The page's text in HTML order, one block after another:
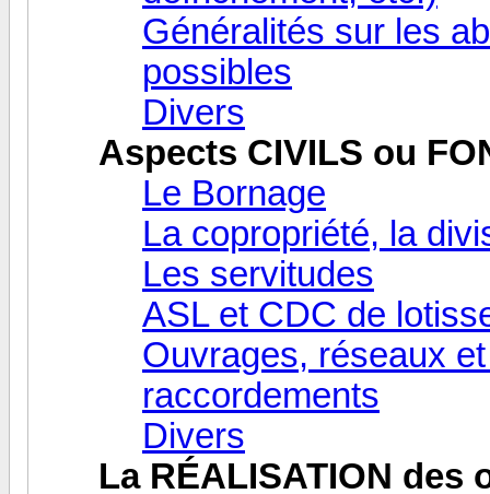
Généralités sur les
possibles
Divers
Aspects CIVILS ou
Le Bornage
La copropriété, la
Les servitudes
ASL et CDC de
Ouvrages, réseaux
raccordements
Divers
La RÉALISATION des